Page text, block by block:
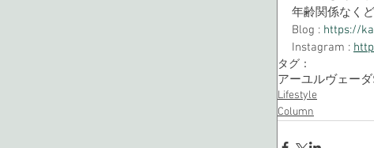
年齢関係なく
Blog : https://
Instagram :
タグ：
アーユルヴェーダ
Lifestyle
Column